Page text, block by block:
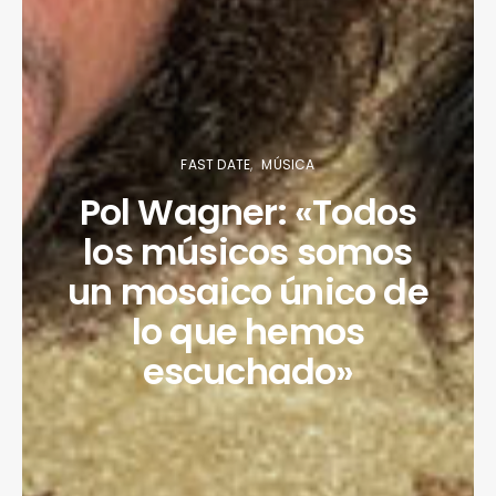
FAST DATE MÚSICA
Pol Wagner: «Todos
los músicos somos
un mosaico único de
lo que hemos
escuchado»